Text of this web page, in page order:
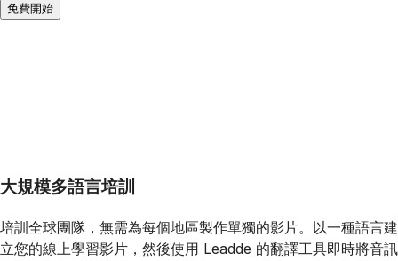
免費開始
大規模多語言培訓
培訓全球團隊，無需為每個地區製作單獨的影片。以一種語言建
立您的線上學習影片，然後使用 Leadde 的翻譯工具即時將音訊